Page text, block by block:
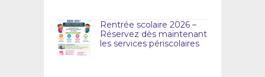
Rentrée scolaire 2026 –
Réservez dès maintenant
les services périscolaires